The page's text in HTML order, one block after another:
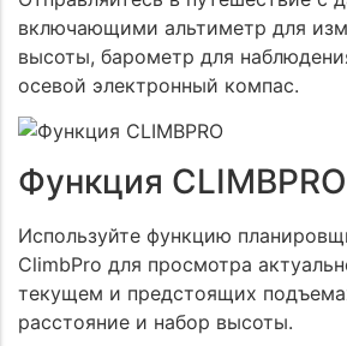
включающими альтиметр для
высоты, барометр для
осевой электронный компас.
Функция CLIMBPRO
Используйте функцию
ClimbPro для просмотра
текущем и предстоящих
расстояние и набор высоты.